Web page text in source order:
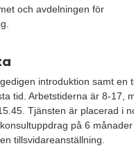
och avdelningen för
introduktion samt en
tid. Arbetstiderna är 8-17,
Tjänsten är placerad i
på 6
tillsvidareanställning.